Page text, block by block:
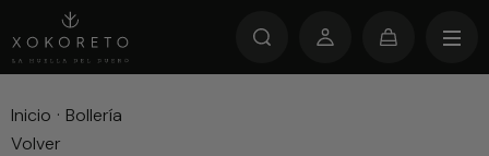
Inicio · Bollería
Volver